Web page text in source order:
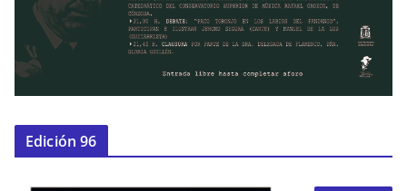
Edición 96